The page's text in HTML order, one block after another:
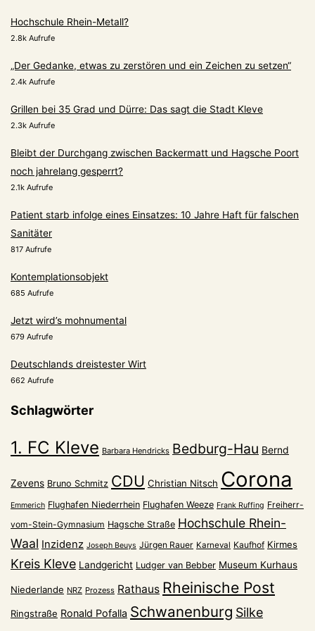
Hochschule Rhein-Metall?
2.8k Aufrufe
„Der Gedanke, etwas zu zerstören und ein Zeichen zu setzen“
2.4k Aufrufe
Grillen bei 35 Grad und Dürre: Das sagt die Stadt Kleve
2.3k Aufrufe
Bleibt der Durchgang zwischen Backermatt und Hagsche Poort
noch jahrelang gesperrt?
2.1k Aufrufe
Patient starb infolge eines Einsatzes: 10 Jahre Haft für falschen
Sanitäter
817 Aufrufe
Kontemplationsobjekt
685 Aufrufe
Jetzt wird’s mohnumental
679 Aufrufe
Deutschlands dreistester Wirt
662 Aufrufe
Schlagwörter
1. FC Kleve Barbara Hendricks Bedburg-Hau Bernd
Zevens Bruno Schmitz CDU Christian Nitsch Corona
Emmerich Flughafen Niederrhein Flughafen Weeze Frank Ruffing Freiherr-
vom-Stein-Gymnasium Hagsche Straße Hochschule Rhein-
Waal Inzidenz Joseph Beuys Jürgen Rauer Karneval Kaufhof Kirmes
Kreis Kleve Landgericht Ludger van Bebber Museum Kurhaus
Niederlande NRZ Prozess Rathaus Rheinische Post
Ringstraße Ronald Pofalla Schwanenburg Silke